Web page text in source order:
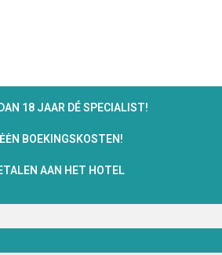
18 JAAR DÉ SPECIALIST!
BOEKINGSKOSTEN!
AAN HET HOTEL